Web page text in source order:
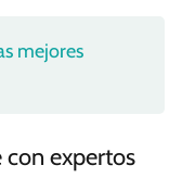
mejores
con expertos